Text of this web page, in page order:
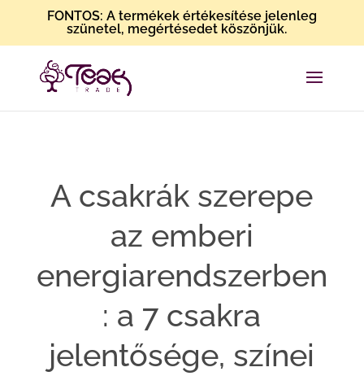
FONTOS: A termékek értékesítése jelenleg
szünetel, megértésedet köszönjük.
A csakrák szerepe
az emberi
energiarendszerben
: a 7 csakra
jelentősége, színei